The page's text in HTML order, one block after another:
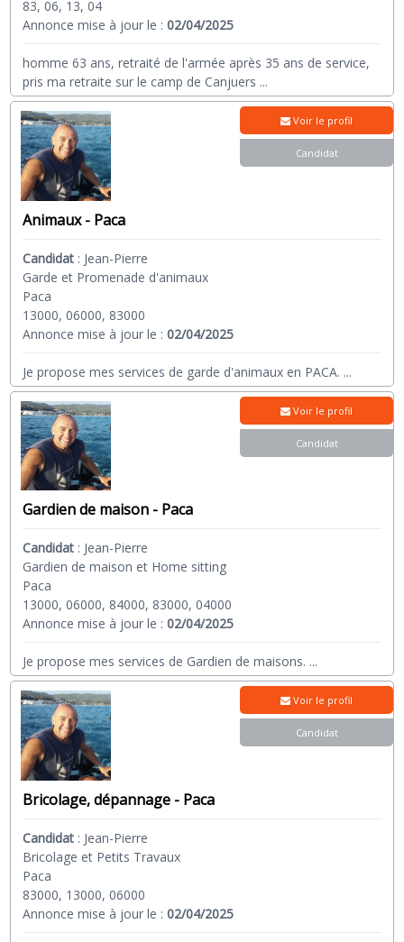
83, 06, 13, 04
Annonce mise à jour le :02/04/2025
homme 63 ans, retraité de l'armée après 35 ans de service,
pris ma retraite sur le camp de Canjuers ...
Animaux - Paca
Candidat : Jean-Pierre
Garde et Promenade d'animaux
Paca
13000, 06000, 83000
Annonce mise à jour le :02/04/2025
Je propose mes services de garde d'animaux en PACA. ...
Voir le profil
Candidat
Gardien de maison - Paca
Candidat : Jean-Pierre
Gardien de maison et Home sitting
Paca
13000, 06000, 84000, 83000, 04000
Annonce mise à jour le :02/04/2025
Je propose mes services de Gardien de maisons. ...
Voir le profil
Candidat
Bricolage, dépannage - Paca
Candidat : Jean-Pierre
Bricolage et Petits Travaux
Paca
83000, 13000, 06000
Annonce mise à jour le :02/04/2025
Voir le profil
Candidat